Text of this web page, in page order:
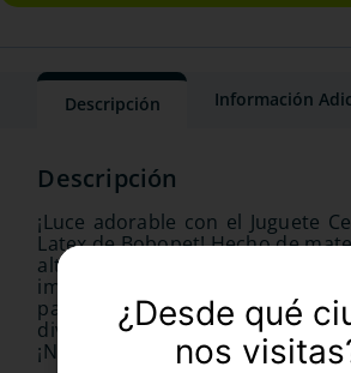
Descripción Información
¡Luce adorable con el Juguete
Latex de Bobopet! Hecho de
alta calidad, este
imprescindible es liviano, con
para llevar con usted, vastas
diversión y siempre está con
¡No necesitas más!
¿Desde qué
nos